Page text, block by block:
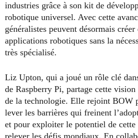
industries grâce à son kit de
robotique universel. Avec cette
généralistes peuvent désormais créer
applications robotiques sans la
très spécialisé.
Liz Upton, qui a joué un rôle clé
de Raspberry Pi, partage cette
de la technologie. Elle rejoint BOW
lever les barrières qui freinent
et pour exploiter le potentiel de